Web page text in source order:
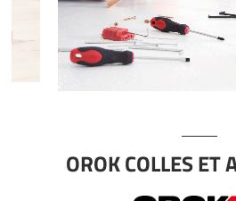
OROK COLLES ET